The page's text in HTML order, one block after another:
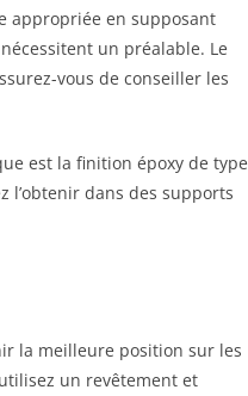
appropriée en supposant
un préalable. Le
vous de conseiller les
est la finition époxy de type
l’obtenir dans des supports
la meilleure position sur les
un revêtement et